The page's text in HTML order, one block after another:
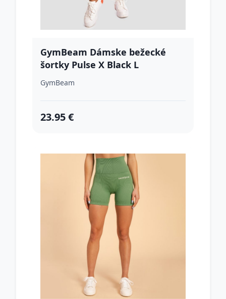
GymBeam Dámske bežecké
šortky Pulse X Black L
GymBeam
23.95 €